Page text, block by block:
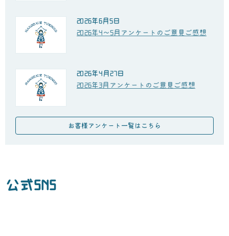
2026年6月5日
2026年4～5月アンケートのご意見ご感想
2026年4月27日
2026年3月アンケートのご意見ご感想
お客様アンケート一覧はこちら
公式SNS